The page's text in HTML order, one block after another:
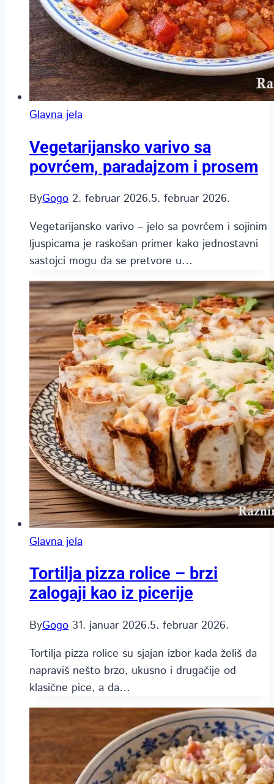
Glavna jela
Vegetarijansko varivo sa
povrćem, paradajzom i prosem
ByGogo 2. februar 2026.5. februar 2026.
Vegetarijansko varivo – jelo sa povrćem i sojinim
ljuspicama je raskošan primer kako jednostavni
sastojci mogu da se pretvore u…
Glavna jela
Tortilja pizza rolice – brzi
zalogaji kao iz picerije
ByGogo 31. januar 2026.5. februar 2026.
Tortilja pizza rolice su sjajan izbor kada želiš da
napraviš nešto brzo, ukusno i drugačije od
klasične pice, a da…